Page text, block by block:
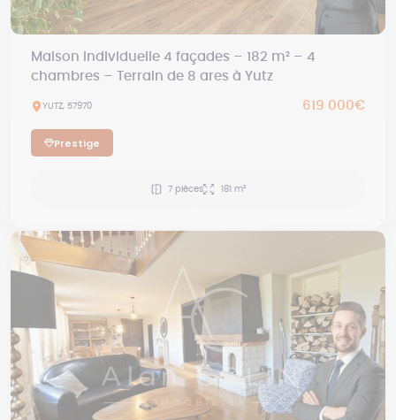
Maison individuelle 4 façades – 182 m² – 4
chambres – Terrain de 8 ares à Yutz
YUTZ, 57970 619 000€
Prestige
7 pièces 181 m²